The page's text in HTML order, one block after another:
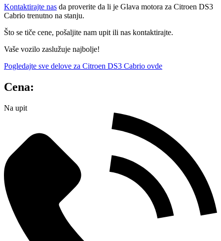
Kontaktirajte nas da proverite da li je Glava motora za Citroen DS3
Cabrio trenutno na stanju.
Što se tiče cene, pošaljite nam upit ili nas kontaktirajte.
Vaše vozilo zaslužuje najbolje!
Pogledajte sve delove za Citroen DS3 Cabrio ovde
Cena:
Na upit